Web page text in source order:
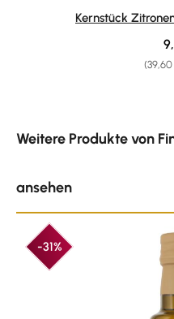
Durchschnittliche
Kernstück
Weitere Produkte von
ansehen
-31%